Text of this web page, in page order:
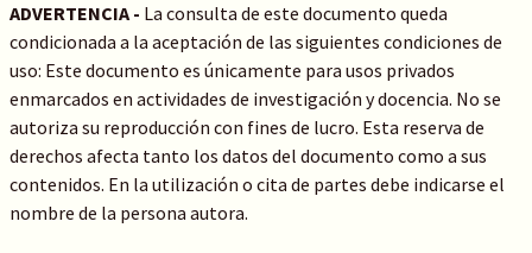
ADVERTENCIA - La consulta de este documento queda
condicionada a la aceptación de las siguientes condiciones de
uso: Este documento es únicamente para usos privados
enmarcados en actividades de investigación y docencia. No se
autoriza su reproducción con fines de lucro. Esta reserva de
derechos afecta tanto los datos del documento como a sus
contenidos. En la utilización o cita de partes debe indicarse el
nombre de la persona autora.